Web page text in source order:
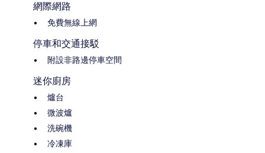
網際網路
免費無線上網
停車和交通接駁
附設非路邊停車空間
迷你廚房
爐台
微波爐
洗碗機
冷凍庫